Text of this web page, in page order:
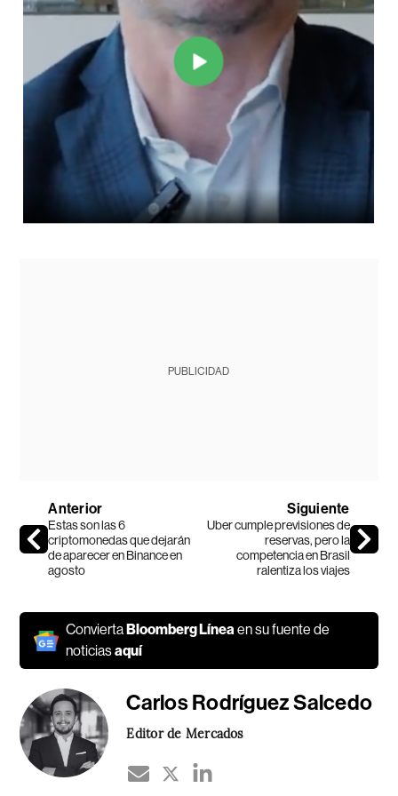
PUBLICIDAD
Anterior
Estas son las 6
criptomonedas que dejarán
de aparecer en Binance en
agosto
Siguiente
Uber cumple previsiones de
reservas, pero la
competencia en Brasil
ralentiza los viajes
Convierta Bloomberg Líneaen su fuente de
noticiasaquí
Carlos Rodríguez Salcedo
Editor de Mercados